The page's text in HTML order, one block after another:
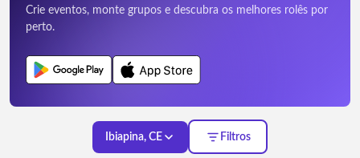
Crie eventos, monte grupos e descubra os melhores rolês por
perto.
Ibiapina, CE Filtros